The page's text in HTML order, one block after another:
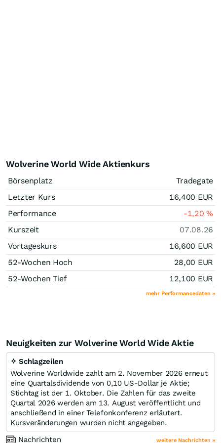
Wolverine World Wide Aktienkurs
Börsenplatz
Tradegate
Letzter Kurs
16,400 EUR
Performance
-1,20%
Kurszeit
07.08.26
Vortageskurs
16,600 EUR
52-Wochen Hoch
28,00 EUR
52-Wochen Tief
12,100 EUR
mehr Performancedaten »
Neuigkeiten zur Wolverine World Wide Aktie
✧ Schlagzeilen
Wolverine Worldwide zahlt am 2. November 2026 erneut
eine Quartalsdividende von 0,10 US-Dollar je Aktie;
Stichtag ist der 1. Oktober. Die Zahlen für das zweite
Quartal 2026 werden am 13. August veröffentlicht und
anschließend in einer Telefonkonferenz erläutert.
Kursveränderungen wurden nicht angegeben.
Nachrichten
weitere Nachrichten »